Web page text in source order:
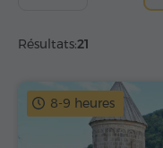
Résultats:21
8-9 heures